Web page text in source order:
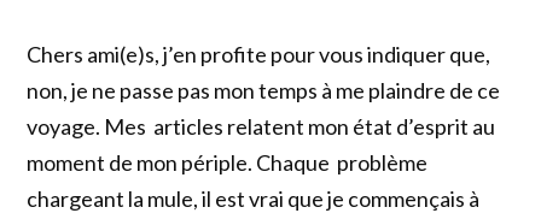
Chers ami(e)s, j’en profite pour vous indiquer que,
non, je ne passe pas mon temps à me plaindre de ce
voyage. Mes articles relatent mon état d’esprit au
moment de mon périple. Chaque problème
chargeant la mule, il est vrai que je commençais à